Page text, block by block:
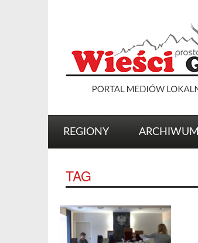
REGIONY ARCHIWUM
TAG